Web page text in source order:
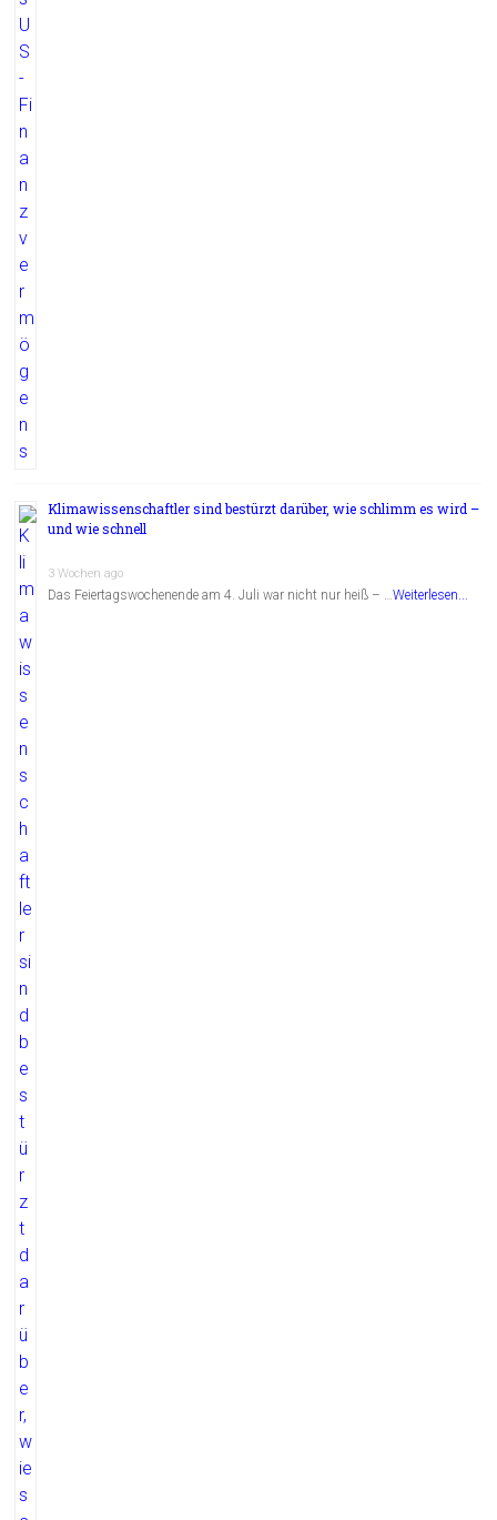
Klimawissenschaftler sind bestürzt darüber, wie schlimm es wird –
und wie schnell
3 Wochen ago
Das Feiertagswochenende am 4. Juli war nicht nur heiß – …Weiterlesen...